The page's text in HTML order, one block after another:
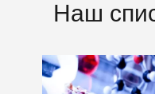
Наш